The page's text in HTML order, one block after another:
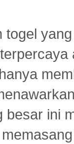
togel
besar ini